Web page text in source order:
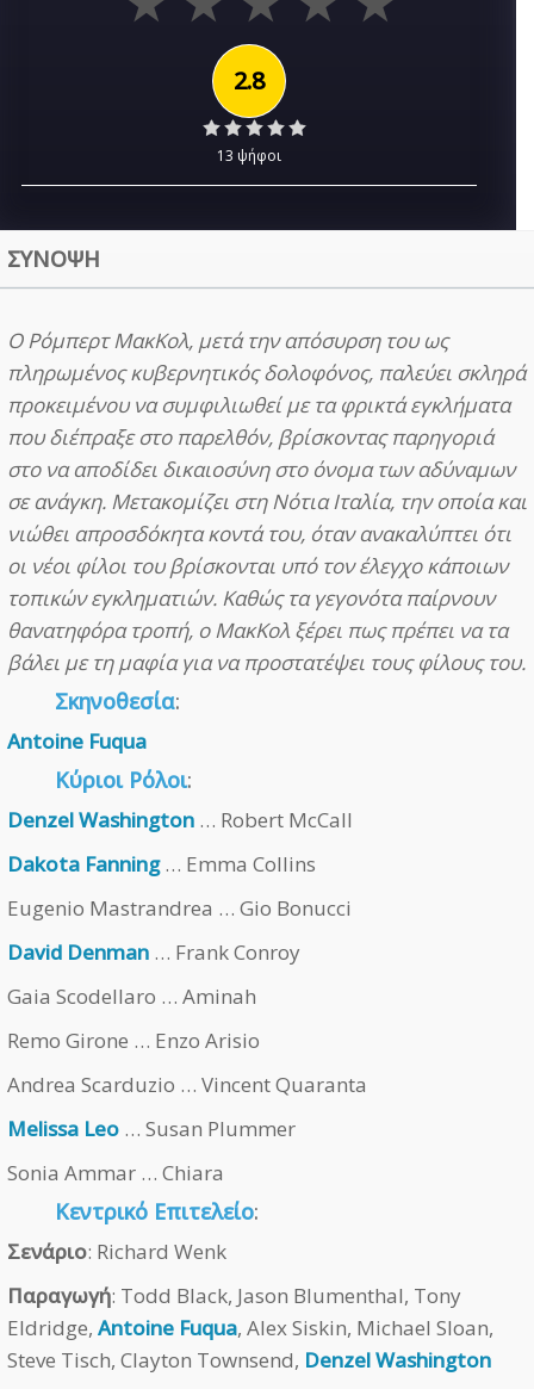
2.8
13 ψήφοι
ΣΥΝΟΨΗ
Ο Ρόμπερτ ΜακΚολ, μετά την απόσυρση του ως
πληρωμένος κυβερνητικός δολοφόνος, παλεύει σκληρά
προκειμένου να συμφιλιωθεί με τα φρικτά εγκλήματα
που διέπραξε στο παρελθόν, βρίσκοντας παρηγοριά
στο να αποδίδει δικαιοσύνη στο όνομα των αδύναμων
σε ανάγκη. Μετακομίζει στη Νότια Ιταλία, την οποία και
νιώθει απροσδόκητα κοντά του, όταν ανακαλύπτει ότι
οι νέοι φίλοι του βρίσκονται υπό τον έλεγχο κάποιων
τοπικών εγκληματιών. Καθώς τα γεγονότα παίρνουν
θανατηφόρα τροπή, ο ΜακΚολ ξέρει πως πρέπει να τα
βάλει με τη μαφία για να προστατέψει τους φίλους του.
Σκηνοθεσία:
Antoine Fuqua
Κύριοι Ρόλοι:
Denzel Washington … Robert McCall
Dakota Fanning… Emma Collins
Eugenio Mastrandrea … Gio Bonucci
David Denman … Frank Conroy
Gaia Scodellaro … Aminah
Remo Girone … Enzo Arisio
Andrea Scarduzio … Vincent Quaranta
Melissa Leo … Susan Plummer
Sonia Ammar … Chiara
Κεντρικό Επιτελείο:
Σενάριο: Richard Wenk
Παραγωγή: Todd Black, Jason Blumenthal, Tony
Eldridge, Antoine Fuqua, Alex Siskin, Michael Sloan,
Steve Tisch, Clayton Townsend, Denzel Washington